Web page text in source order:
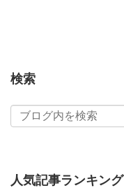
検索
人気記事ランキング